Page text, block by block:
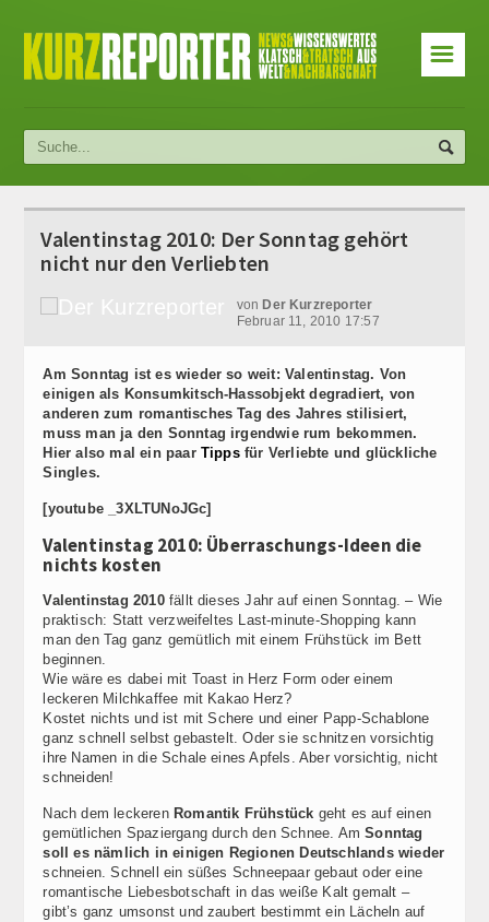
☰
Valentinstag 2010: Der Sonntag gehört
nicht nur den Verliebten
von Der Kurzreporter
Februar 11, 2010 17:57
Am Sonntag ist es wieder so weit: Valentinstag. Von
einigen als Konsumkitsch-Hassobjekt degradiert, von
anderen zum romantisches Tag des Jahres stilisiert,
muss man ja den Sonntag irgendwie rum bekommen.
Hier also mal ein paar Tippsfür Verliebte und glückliche
Singles.
[youtube _3XLTUNoJGc]
Valentinstag 2010: Überraschungs-Ideen die
nichts kosten
Valentinstag 2010fällt dieses Jahr auf einen Sonntag. – Wie
praktisch: Statt verzweifeltes Last-minute-Shopping kann
man den Tag ganz gemütlich mit einem Frühstück im Bett
beginnen.
Wie wäre es dabei mit Toast in Herz Form oder einem
leckeren Milchkaffee mit Kakao Herz?
Kostet nichts und ist mit Schere und einer Papp-Schablone
ganz schnell selbst gebastelt. Oder sie schnitzen vorsichtig
ihre Namen in die Schale eines Apfels. Aber vorsichtig, nicht
schneiden!
Nach dem leckeren Romantik Frühstück geht es auf einen
gemütlichen Spaziergang durch den Schnee. Am Sonntag
soll es nämlich in einigen Regionen Deutschlands wieder
schneien. Schnell ein süßes Schneepaar gebaut oder eine
romantische Liebesbotschaft in das weiße Kalt gemalt –
gibt’s ganz umsonst und zaubert bestimmt ein Lächeln auf